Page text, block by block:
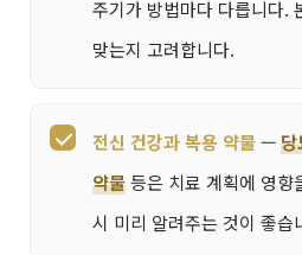
주기가 방법마다 다릅니다.
맞는지 고려합니다.
전신 건강과 복용 약물—당
약물등은 치료 계획에 영향
시 미리 알려주는 것이 좋습